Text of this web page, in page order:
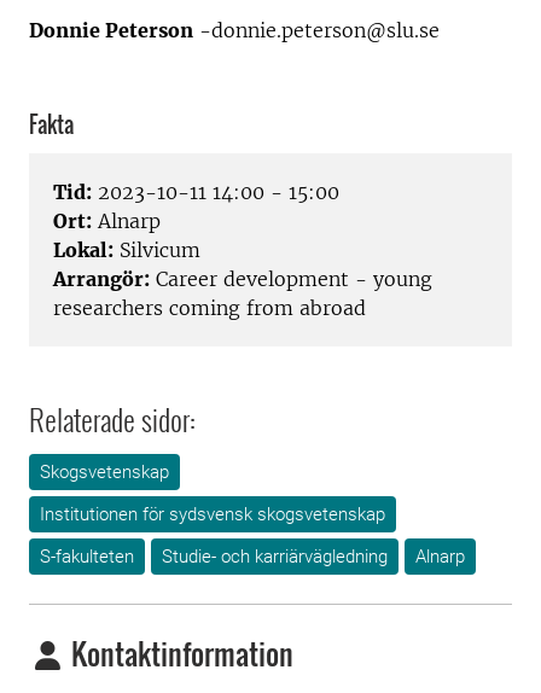
Donnie Peterson -donnie.peterson@slu.se
Fakta
Tid: 2023-10-11 14:00 - 15:00
Ort: Alnarp
Lokal: Silvicum
Arrangör: Career development - young
researchers coming from abroad
Relaterade sidor:
Skogsvetenskap
Institutionen för sydsvensk skogsvetenskap
S-fakulteten
Studie- och karriärvägledning Alnarp
Kontaktinformation